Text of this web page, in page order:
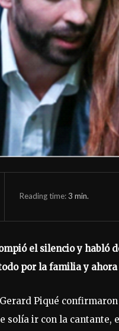
Reading time:3 min.
el silencio y habló
por la familia y
Piqué
solía ir con la